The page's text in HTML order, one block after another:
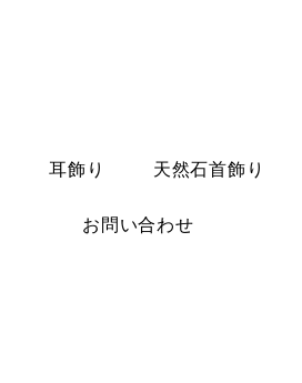
耳飾り 天然石首飾り
お問い合わせ